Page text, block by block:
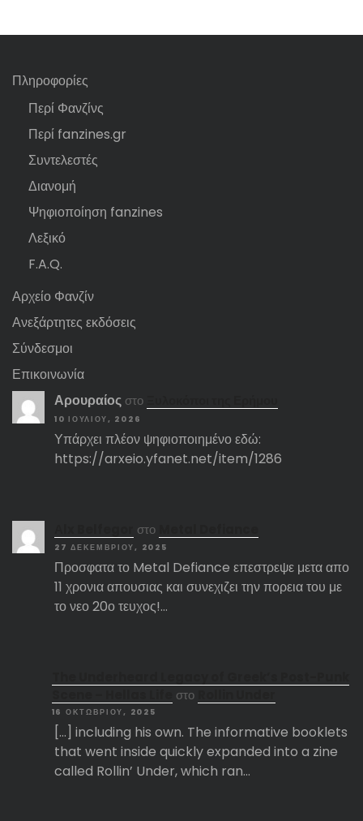
Πληροφορίες
Περί Φανζίνς
Περί fanzines.gr
Συντελεστές
Διανομή
Ψηφιοποίηση fanzines
Λεξικό
F.A.Q.
Αρχείο Φανζίν
Ανεξάρτητες εκδόσεις
Σύνδεσμοι
Επικοινωνία
Αρουραίος στο
10 ΙΟΥΛΊΟΥ, 2026
Υπάρχει πλέον ψηφιοποιημένο εδώ:
https://arxeio.yfanet.net/item/1286
στο
27 ΔΕΚΕΜΒΡΊΟΥ, 2025
Προσφατα το Metal Defiance επεστρεψε μετα απο
11 χρονια απουσιας και συνεχιζει την πορεια του με
το νεο 20ο τευχος!…
στο
16 ΟΚΤΩΒΡΊΟΥ, 2025
[…] including his own. The informative booklets
that went inside quickly expanded into a zine
called Rollin’ Under, which ran…